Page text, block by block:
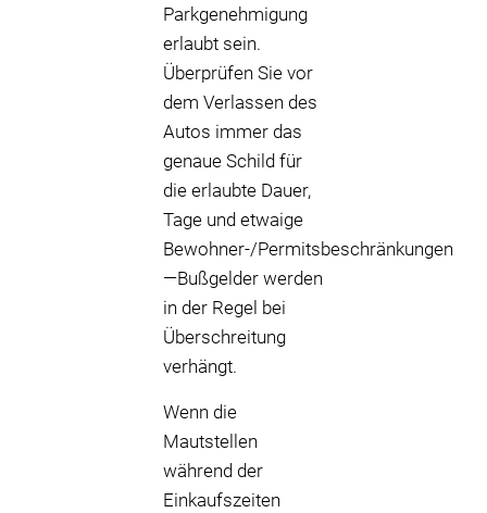
Parkgenehmigung
erlaubt sein.
Überprüfen Sie vor
dem Verlassen des
Autos immer das
genaue Schild für
die erlaubte Dauer,
Tage und etwaige
Bewohner-/Permitsbeschränkungen
—Bußgelder werden
in der Regel bei
Überschreitung
verhängt.
Wenn die
Mautstellen
während der
Einkaufszeiten